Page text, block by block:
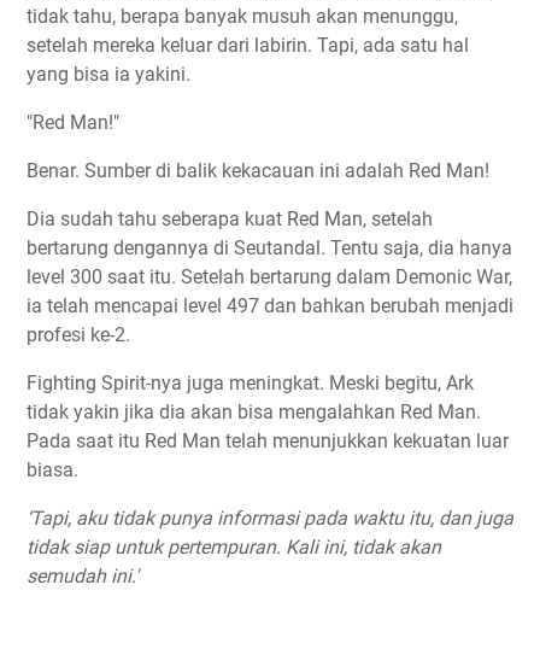
tidak tahu, berapa banyak musuh akan menunggu,
setelah mereka keluar dari labirin. Tapi, ada satu hal
yang bisa ia yakini.
"Red Man!"
Benar. Sumber di balik kekacauan ini adalah Red Man!
Dia sudah tahu seberapa kuat Red Man, setelah
bertarung dengannya di Seutandal. Tentu saja, dia hanya
level 300 saat itu. Setelah bertarung dalam Demonic War,
ia telah mencapai level 497 dan bahkan berubah menjadi
profesi ke-2.
Fighting Spirit-nya juga meningkat. Meski begitu, Ark
tidak yakin jika dia akan bisa mengalahkan Red Man.
Pada saat itu Red Man telah menunjukkan kekuatan luar
biasa.
‘Tapi, aku tidak punya informasi pada waktu itu, dan juga
tidak siap untuk pertempuran. Kali ini, tidak akan
semudah ini.'